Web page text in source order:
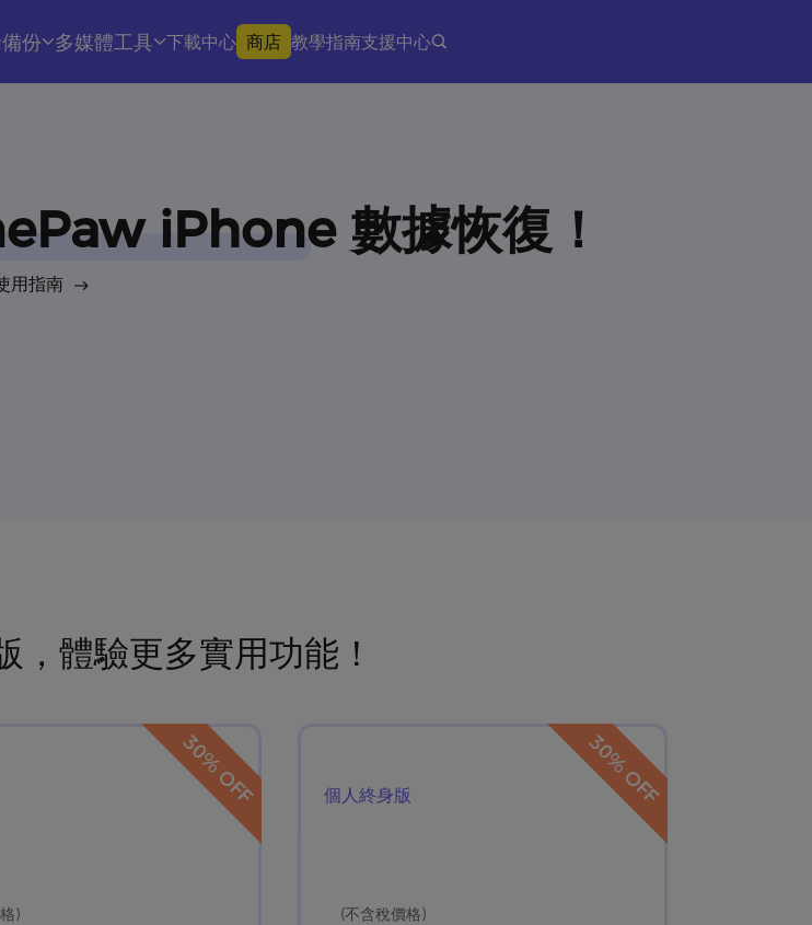
份 多媒體工具 下載中心 商店 教學指南支援中心
iPhone 數據恢復！
用指南
，體驗更多實用功能！
30% OFF
)
30% OFF
個人終身版
(不含稅價格)